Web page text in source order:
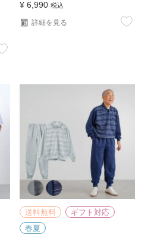
¥ 6,990 税込
詳細を見る
送料無料
ギフト対応
春夏